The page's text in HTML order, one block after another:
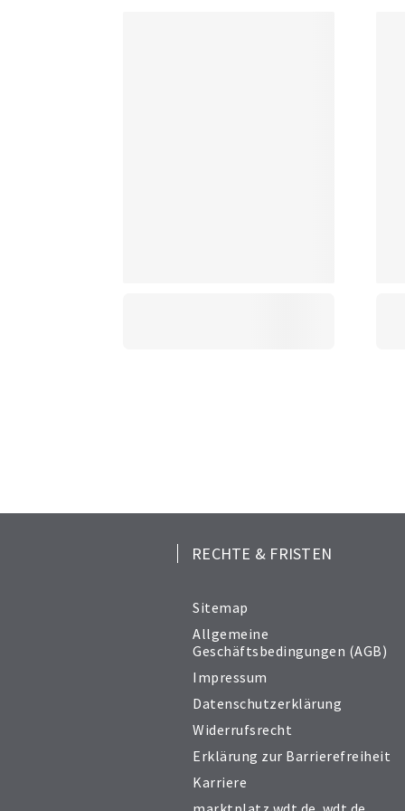
RECHTE & FRISTEN
Sitemap
Allgemeine
Geschäftsbedingungen (AGB)
Impressum
Datenschutzerklärung
Widerrufsrecht
Erklärung zur Barrierefreiheit
Karriere